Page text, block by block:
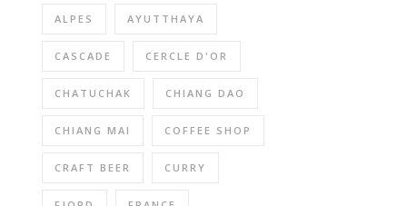
ALPES AYUTTHAYA
CASCADE CERCLE D'OR
CHATUCHAK CHIANG DAO
CHIANG MAI COFFEE SHOP
CRAFT BEER CURRY